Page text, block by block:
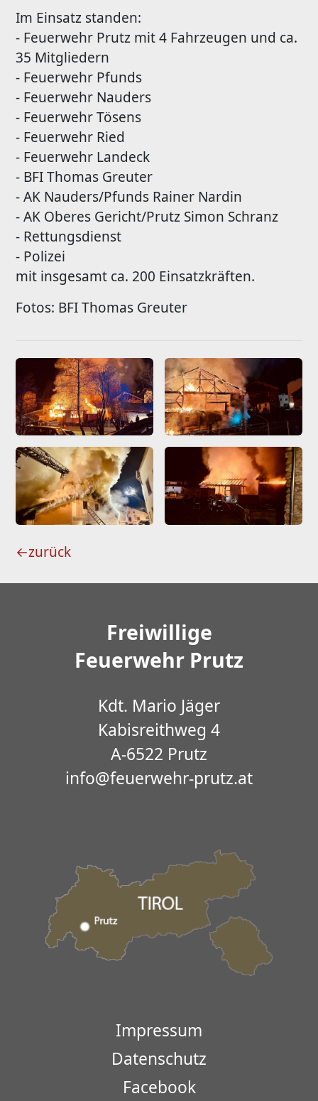
Im Einsatz standen:
- Feuerwehr Prutz mit 4 Fahrzeugen und ca.
35 Mitgliedern
- Feuerwehr Pfunds
- Feuerwehr Nauders
- Feuerwehr Tösens
- Feuerwehr Ried
- Feuerwehr Landeck
- BFI Thomas Greuter
- AK Nauders/Pfunds Rainer Nardin
- AK Oberes Gericht/Prutz Simon Schranz
- Rettungsdienst
- Polizei
mit insgesamt ca. 200 Einsatzkräften.
Fotos: BFI Thomas Greuter
←zurück
Freiwillige
Feuerwehr Prutz
Kdt. Mario Jäger
Kabisreithweg 4
A-6522 Prutz
info@feuerwehr-prutz.at
Impressum
Datenschutz
Facebook